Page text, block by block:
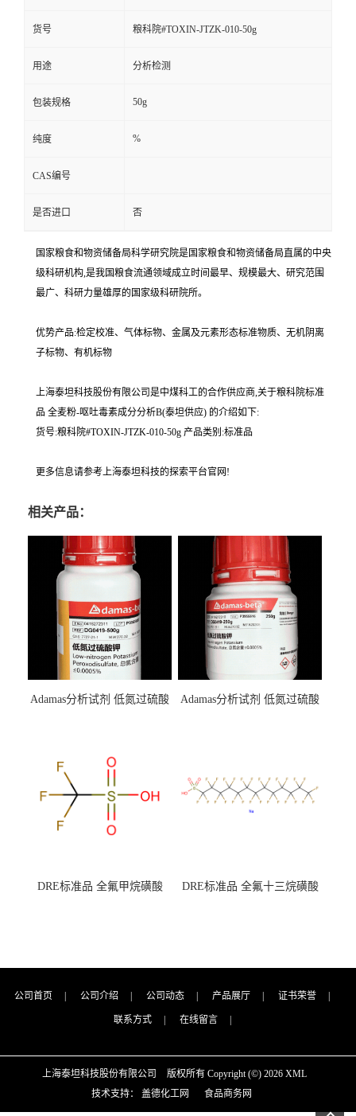
货号 粮科院#TOXIN-JTZK-010-50g
用途 分析检测
包装规格 50g
纯度 %
CAS编号
是否进口 否
国家粮食和物资储备局科学研究院是国家粮食和物资储备局直属的中央
级科研机构,是我国粮食流通领域成立时间最早、规模最大、研究范围
最广、科研力量雄厚的国家级科研院所。
优势产品:检定校准、气体标物、金属及元素形态标准物质、无机阴离
子标物、有机标物
上海泰坦科技股份有限公司是中煤科工的合作供应商,关于粮科院标准
品 全麦粉‐呕吐毒素成分分析B(泰坦供应) 的介绍如下:
货号:粮科院#TOXIN-JTZK-010-50g 产品类别:标准品
更多信息请参考上海泰坦科技的探索平台官网!
相关产品：
Adamas分析试剂 低氮过硫酸
（泰坦现货供应）
Adamas分析试剂 低氮过硫酸
DRE标准品 全氟甲烷磺酸
DRE标准品 全氟十三烷磺酸
公司首页 公司介绍 公司动态 产品展厅 证书荣誉
联系方式 在线留言
上海泰坦科技股份有限公司 版权所有 Copyright (©) 2026 XML
技术支持： 盖德化工网 食品商务网